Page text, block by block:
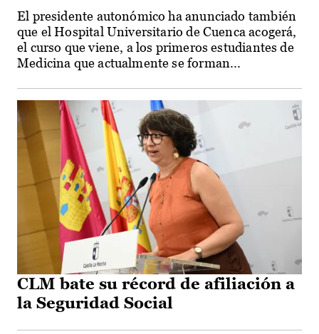
El presidente autonómico ha anunciado también
que el Hospital Universitario de Cuenca acogerá,
el curso que viene, a los primeros estudiantes de
Medicina que actualmente se forman...
CLM bate su récord de afiliación a
la Seguridad Social